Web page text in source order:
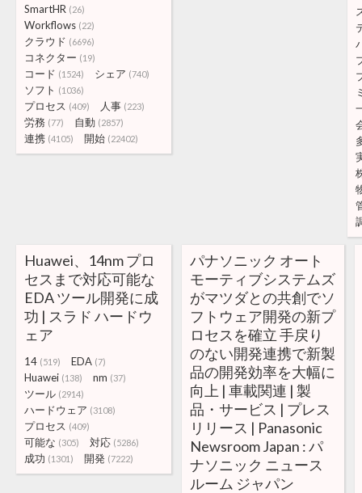
SmartHR (26)
Workflows (22)
クラウド (6696)
コネクター (19)
コード (1524) シェア (740)
ソフト (1036)
プロセス (409) 人事 (223)
労務 (77) 自動 (2857)
連携 (4105) 開始 (22402)
Huawei、14nm プロ
セスまで対応可能な
EDA ツール開発に成
功 | スラド ハードウ
ェア
14 (519) EDA (7)
Huawei (138) nm (37)
ツール (2914)
ハードウェア (3108)
プロセス (409)
可能な (305) 対応 (5286)
成功 (1301) 開発 (7222)
パナソニック オート
モーティブシステムズ
がマツダとの共創でソ
フトウェア開発の新プ
ロセスを確立 手戻り
のない開発連携で新製
品の開発効率を大幅に
向上 | 車載関連 | 製
品・サービス | プレス
リリース | Panasonic
Newsroom Japan : パ
ナソニック ニュース
ルーム ジャパン